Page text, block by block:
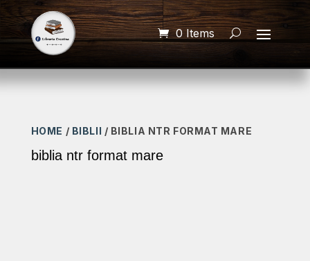
0 Items
HOME / BIBLII / BIBLIA NTR FORMAT MARE
biblia ntr format mare